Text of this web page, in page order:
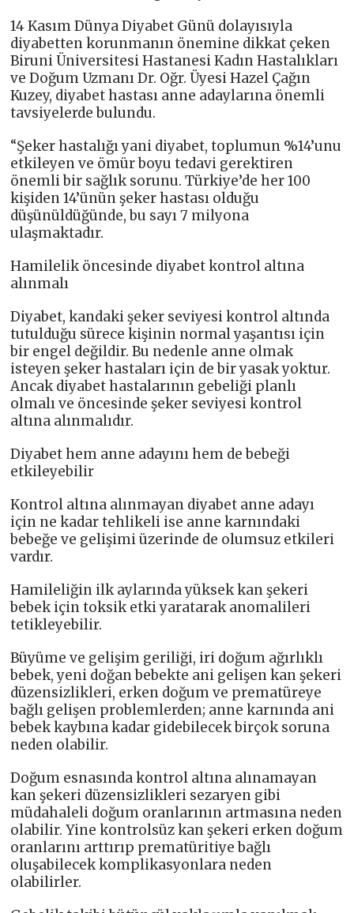
14 Kasım Dünya Diyabet Günü dolayısıyla
diyabetten korunmanın önemine dikkat çeken
Biruni Üniversitesi Hastanesi Kadın Hastalıkları
ve Doğum Uzmanı Dr. Oğr. Üyesi Hazel Çağın
Kuzey, diyabet hastası anne adaylarına önemli
tavsiyelerde bulundu.
“Şeker hastalığı yani diyabet, toplumun %14’unu
etkileyen ve ömür boyu tedavi gerektiren
önemli bir sağlık sorunu. Türkiye’de her 100
kişiden 14’ünün şeker hastası olduğu
düşünüldüğünde, bu sayı 7 milyona
ulaşmaktadır.
Hamilelik öncesinde diyabet kontrol altına
alınmalı
Diyabet, kandaki şeker seviyesi kontrol altında
tutulduğu sürece kişinin normal yaşantısı için
bir engel değildir. Bu nedenle anne olmak
isteyen şeker hastaları için de bir yasak yoktur.
Ancak diyabet hastalarının gebeliği planlı
olmalı ve öncesinde şeker seviyesi kontrol
altına alınmalıdır.
Diyabet hem anne adayını hem de bebeği
etkileyebilir
Kontrol altına alınmayan diyabet anne adayı
için ne kadar tehlikeli ise anne karnındaki
bebeğe ve gelişimi üzerinde de olumsuz etkileri
vardır.
Hamileliğin ilk aylarında yüksek kan şekeri
bebek için toksik etki yaratarak anomalileri
tetikleyebilir.
Büyüme ve gelişim geriliği, iri doğum ağırlıklı
bebek, yeni doğan bebekte ani gelişen kan şekeri
düzensizlikleri, erken doğum ve prematüreye
bağlı gelişen problemlerden; anne karnında ani
bebek kaybına kadar gidebilecek birçok soruna
neden olabilir.
Doğum esnasında kontrol altına alınamayan
kan şekeri düzensizlikleri sezaryen gibi
müdahaleli doğum oranlarının artmasına neden
olabilir. Yine kontrolsüz kan şekeri erken doğum
oranlarını arttırıp prematüritiye bağlı
oluşabilecek komplikasyonlara neden
olabilirler.